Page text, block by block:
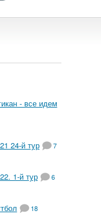
- все идем
24-й тур 7
1-й тур 6
18